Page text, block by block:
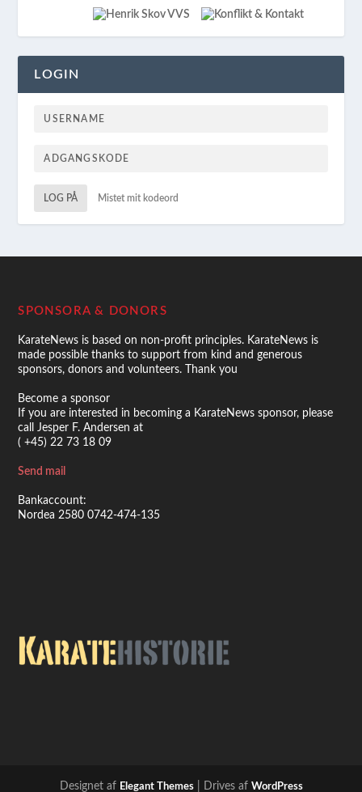
LOGIN
LOG PÅ Mistet mit kodeord
SPONSORA & DONORS
KarateNews is based on non-profit principles. KarateNews is
made possible thanks to support from kind and generous
sponsors, donors and volunteers. Thank you
Become a sponsor
If you are interested in becoming a KarateNews sponsor, please
call Jesper F. Andersen at
( +45) 22 73 18 09
Send mail
Bankaccount:
Nordea 2580 0742-474-135
Designet af Elegant Themes| Drives af WordPress